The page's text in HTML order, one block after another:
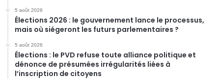
5 août 2026
Élections 2026 : le gouvernement lance le processus,
mais où siégeront les futurs parlementaires ?
5 août 2026
Élections : le PVD refuse toute alliance politique et
dénonce de présumées irrégularités liées à
l’inscription de citoyens